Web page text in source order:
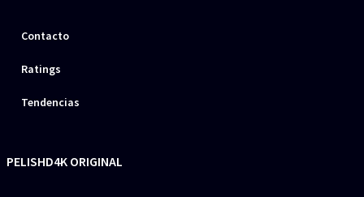
Contacto
Ratings
Tendencias
PELISHD4K ORIGINAL